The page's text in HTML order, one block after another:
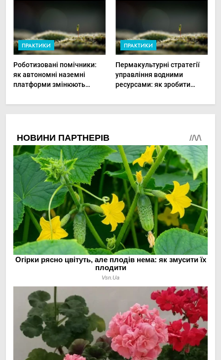
ПРАКТИКИ
Роботизовані помічники:
як автономні наземні
платформи змінюють
овочами
ПРАКТИКИ
Пермакультурні стратегії
управління водними
ресурсами: як зробити
до посухи